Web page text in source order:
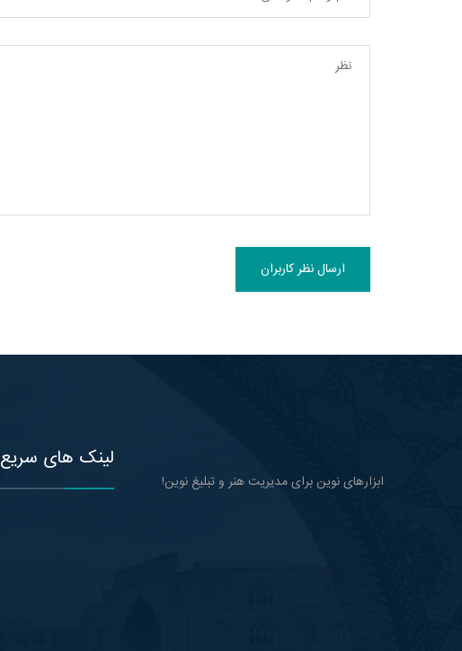
ارسال نظر کاربران
ابزارهای نوین برای مدیریت هنر و تبلیغ نوین!
لینک های سریع